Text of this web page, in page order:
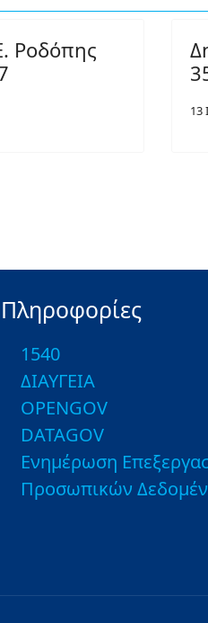
Ροδόπης
13
Πληροφορίες
1540
ΔΙΑΥΓΕΙΑ
OPENGOV
DATAGOV
Ενημέρωση
Προσωπικών